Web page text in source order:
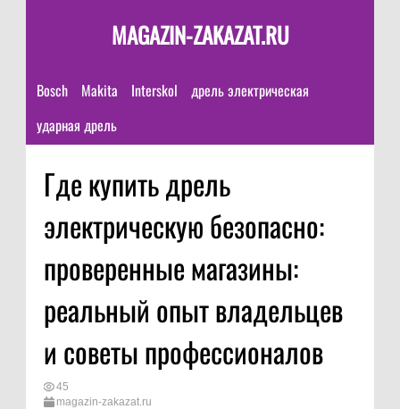
MAGAZIN-ZAKAZAT.RU
Bosch Makita Interskol
дрель электрическая
ударная дрель
Где купить дрель
электрическую безопасно:
проверенные магазины:
реальный опыт владельцев
и советы профессионалов
45
magazin-zakazat.ru